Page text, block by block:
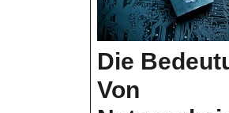
Die
Von